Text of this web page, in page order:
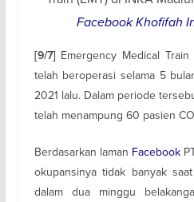
Facebook Khofifah
[9/7] Emergency Medical
telah beroperasi selama 5
2021 lalu. Dalam periode
telah menampung 60 pasien
Berdasarkan laman Facebook
okupansinya tidak banyak
dalam dua minggu